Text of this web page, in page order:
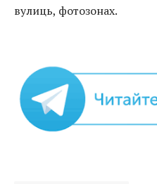
вулиць, фотозонах.